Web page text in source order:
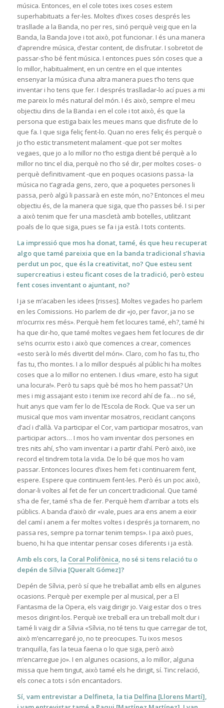
música. Entonces, en el cole totes ixes coses estem
superhabituats a fer-les. Moltes d’ixes coses després les
trasllade a la Banda, no per res, sinó perquè veig que en la
Banda, la Banda Jove i tot això, pot funcionar. I és una manera
d’aprendre música, d’estar content, de disfrutar. I sobretot de
passar-s’ho bé fent música. I entonces pues són coses que a
lo millor, habitualment, en un centre en el que intentes
ensenyar la música d’una altra manera pues t’ho tens que
inventar i ho tens que fer. I després traslladar-lo ací pues a mi
me pareix lo més natural del món. I és això, sempre el meu
objectiu dins de la Banda i en el cole i tot això, és que la
persona que estiga baix les meues mans que disfrute de lo
que fa. I que siga feliç fent-lo. Quan no eres feliç és perquè o
jo t’ho estic transmetent malament -que pot ser moltes
vegaes, que jo a lo millor no t’ho estiga dient bé perquè a lo
millor no tinc el dia, perquè no t’ho sé dir, per moltes coses- o
perquè definitivament -que en poques ocasions passa- la
música no t’agrada gens, zero, que a poquetes persones li
passa, però algú li passarà en este món, no? Entonces el meu
objectiu és, de la manera que siga, que t’ho passes bé. I si per
a això tenim que fer una mascletà amb botelles, utilitzant
poals de lo que siga, pues se fa i ja està. I tots contents.
La impressió que mos ha donat, tamé, és que heu recuperat
algo que tamé pareixia que en la banda tradicional s’havia
perdut un poc, que és la creativitat, no? Que esteu sent
supercreatius i esteu ficant coses de la tradició, però esteu
fent coses inventant o ajuntant, no?
I ja se m’acaben les idees [risses]. Moltes vegades ho parlem
en les Comissions. Ho parlem de dir «jo, per favor, ja no se
m’ocurrix res més». Perquè hem fet locures tamé, eh?, tamé hi
ha que dir-ho, que tamé moltes vegaes hem fet locures de dir
se’ns ocurrix esto i això que comences a crear, comences
«esto serà lo més divertit del món». Claro, com ho fas tu, t’ho
fas tu, t’ho montes. I a lo millor después al públic hi ha moltes
coses que a lo millor no entenen. I dius «mare, esto ha sigut
una locura!». Però tu saps què bé mos ho hem passat? Un
mes i mig assajant esto i tenim ixe record ahí de fa… no sé,
huit anys que vam fer lo de l’Escola de Rock. Que va ser un
musical que mos vam inventar mosatros, reciclant cançons
d’ací i d’allà. Va participar el Cor, vam participar mosatros, van
participar actors… I mos ho vam inventar dos persones en
tres nits ahí, s’ho vam inventar i a partir d’ahí. Però això, ixe
record el tindrem tota la vida. De lo bé que mos ho vam
passar. Entonces locures d’ixes hem fet i continuarem fent,
espere. Espere que continuem fent-les. Però és un poc això,
donar-li voltes al fet de fer un concert tradicional. Que tamé
s’ha de fer, tamé s’ha de fer. Perquè hem d’arribar a tots els
públics. A banda d’això dir «vale, pues ara ens anem a eixir
del camí i anem a fer moltes voltes i després ja tornarem, no
passa res, sempre pa tornar tenim temps». I pa això pues,
bueno, hi ha que intentar pensar coses diferents i ja està.
Amb els cors, la Coral Polifònica, no sé si tens relació tu o
depén de Sílvia [Queralt Gómez]?
Depén de Sílvia, però sí que he treballat amb ells en algunes
ocasions. Perquè per exemple per al musical, per a El
Fantasma de la Opera, els vaig dirigir jo. Vaig estar dos o tres
mesos dirigint-los. Perquè ixe treball era un treball molt dur i
tamé li vaig dir a Sílvia «Sílvia, no té tens tu que carregar de tot,
això m’encarregaré jo, no te preocupes. Tu ixos mesos
tranquil·la, fas la teua faena o lo que siga, però això
m’encarregue jo». I en algunes ocasions, a lo millor, alguna
missa que hem tingut, això tamé els he dirigit, sí. Tinc relació,
els conec a tots i són encantadors.
Sí, vam entrevistar a Delfineta, la tia Delfina [Llorens Martí],